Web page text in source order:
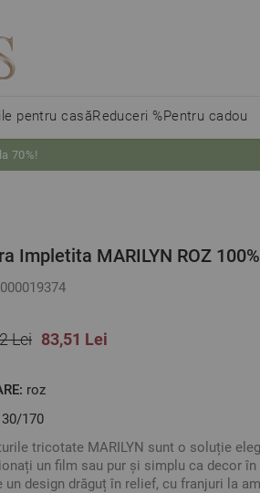
pentru casăReduceri %Pentru cadou
70%!
Impletita MARILYN ROZ
Lei 83,51 Lei
roz
170
tricotate MARILYN sunt o soluție
un film sau pur și simplu ca decor în
un design drăguț în relief, cu franjuri la